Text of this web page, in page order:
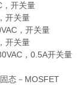
，开关量
开关量
，开关量
开关量
，0.5A开关量
态－MOSFET